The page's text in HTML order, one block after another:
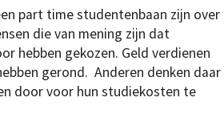
part time studentenbaan zijn over
die van mening zijn dat
hebben gekozen. Geld verdienen
gerond. Anderen denken daar
door voor hun studiekosten te